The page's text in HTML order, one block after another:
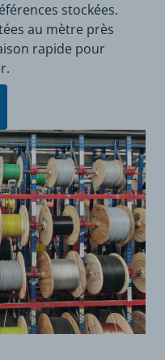
stockées.
au mètre près
rapide pour